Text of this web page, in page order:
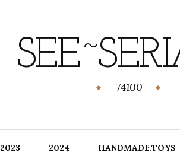
74100
2023 2024 HANDMADE.TOYS